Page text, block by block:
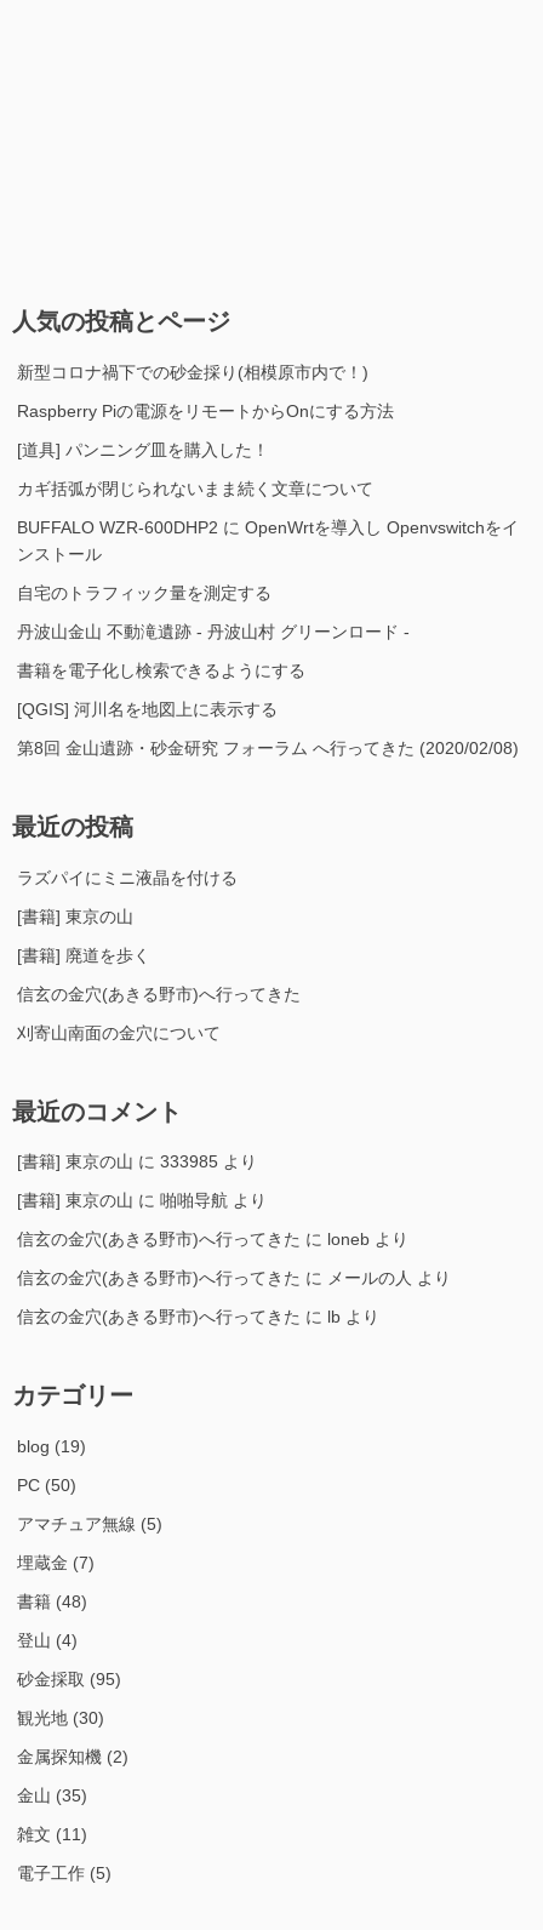
人気の投稿とページ
新型コロナ禍下での砂金採り(相模原市内で！)
Raspberry Piの電源をリモートからOnにする方法
[道具] パンニング皿を購入した！
カギ括弧が閉じられないまま続く文章について
BUFFALO WZR-600DHP2 に OpenWrtを導入し Openvswitchをイ
ンストール
自宅のトラフィック量を測定する
丹波山金山 不動滝遺跡 - 丹波山村 グリーンロード -
書籍を電子化し検索できるようにする
[QGIS] 河川名を地図上に表示する
第8回 金山遺跡・砂金研究 フォーラム へ行ってきた (2020/02/08)
最近の投稿
ラズパイにミニ液晶を付ける
[書籍] 東京の山
[書籍] 廃道を歩く
信玄の金穴(あきる野市)へ行ってきた
刈寄山南面の金穴について
最近のコメント
[書籍] 東京の山 に 333985 より
[書籍] 東京の山 に 啪啪导航 より
信玄の金穴(あきる野市)へ行ってきた に loneb より
信玄の金穴(あきる野市)へ行ってきた に メールの人 より
信玄の金穴(あきる野市)へ行ってきた に lb より
カテゴリー
blog (19)
PC (50)
アマチュア無線 (5)
埋蔵金 (7)
書籍 (48)
登山 (4)
砂金採取 (95)
観光地 (30)
金属探知機 (2)
金山 (35)
雑文 (11)
電子工作 (5)